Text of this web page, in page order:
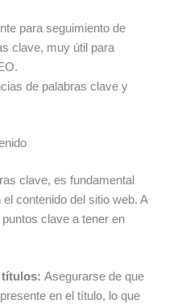
para seguimiento de
clave, muy útil para
de palabras clave y
clave, es fundamental
contenido del sitio web. A
clave a tener en
títulos: Asegurarse de que
en el título, lo que